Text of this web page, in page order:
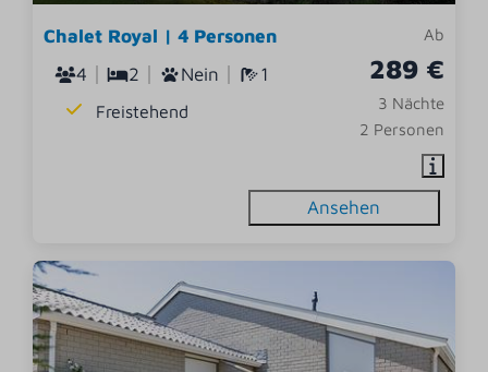
Ab
289 €
3 Nächte
2 Personen
Chalet Royal | 4 Personen
4
2 Nein 1
Freistehend
Ansehen